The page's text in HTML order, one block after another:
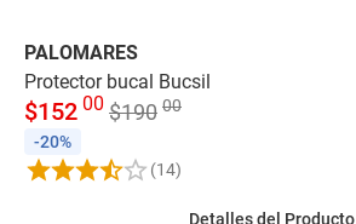
PALOMARES
Protector bucal Bucsil
$152 00 $190 00
-20%
(14)
Detalles del Producto